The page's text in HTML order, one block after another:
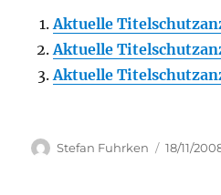
Aktuelle
Aktuelle
Aktuelle
Author
Stefan Fuhrken
Posted
18/11/